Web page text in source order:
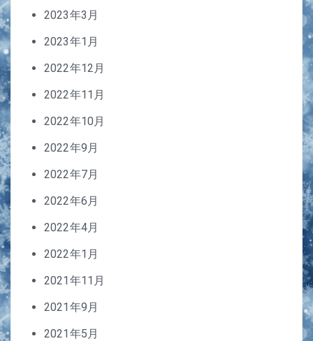
2023年3月
2023年1月
2022年12月
2022年11月
2022年10月
2022年9月
2022年7月
2022年6月
2022年4月
2022年1月
2021年11月
2021年9月
2021年5月